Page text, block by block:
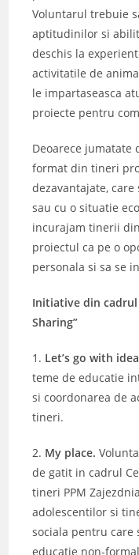
Voluntarul trebuie
aptitudinilor si
deschis la
activitatile de
le impartaseasca
proiecte pentru
Deoarece jumatate
format din tineri
dezavantajate,
sau cu o situatie
incurajam tinerii
proiectul ca pe o
personala si sa se
Initiative din
Sharing”
1. Let’s go with
teme de educatie
si coordonarea de
tineri.
2. My place.
de gatit in cadrul
tineri PPM
adolescentilor si
sociala pentru care
educatie non-